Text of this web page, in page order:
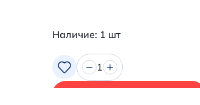
Наличие: 1 шт
1